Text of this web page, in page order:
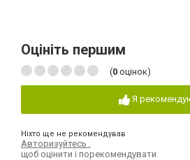
Оцініть першим
(0 оцінок)
Я
Ніхто ще не рекомендував
Авторизуйтесь
щоб оцінити і порекомендувати